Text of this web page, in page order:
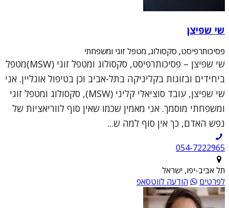
שי שפיצן
פסיכותרפיסט, סקסולוג, מטפל זוגי ומשפחתי
שי שפיצן – פסיכותרפיסט, סקסולוג ומטפל זוגי (MSW)מטפל
ביחידים ובזוגות בקליניקה בתל-אביב וכן בטיפול אונליין. אני
שי שפיצן, עובד סוציאלי קליני (MSW), סקסולוג ומטפל זוגי
ומשפחתי מוסמך. אני מאמין שכמו שאין סוף לווריאציות של
נפש האדם, כך אין סוף למה ש...
054-7222965
תל אביב-יפו, ישראל
לפרטים
הודעה לווטסאפ